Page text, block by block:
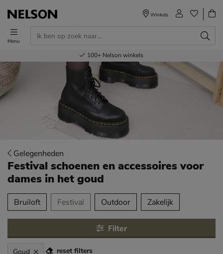
Menu
Winkels
Voor 23.00u besteld,volgende dag in huis
Gratisverzending en retour
Bestel nu,betaal later
100+ Nelson winkels
Gelegenheden
Festival schoenen en accessoires voor
dames in het goud
over
Bruiloft Festival Outdoor Zakelijk
Filter
Goud reset filters